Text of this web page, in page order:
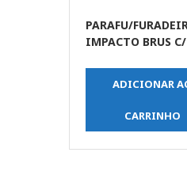
PARAFU/
IMPACTO BRUS
DCF7871D2-BR-
ADICIONAR
CARRINHO